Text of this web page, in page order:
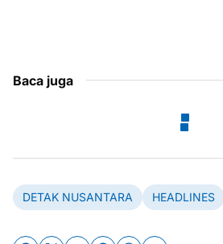
Baca juga
DETAK NUSANTARA HEADLINES